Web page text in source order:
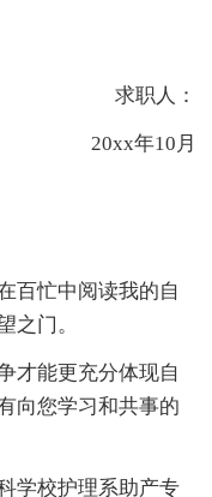
求职人：
20xx年10月
百忙中阅读我的自
之门。
才能更充分体现自
向您学习和共事的
学校护理系助产专